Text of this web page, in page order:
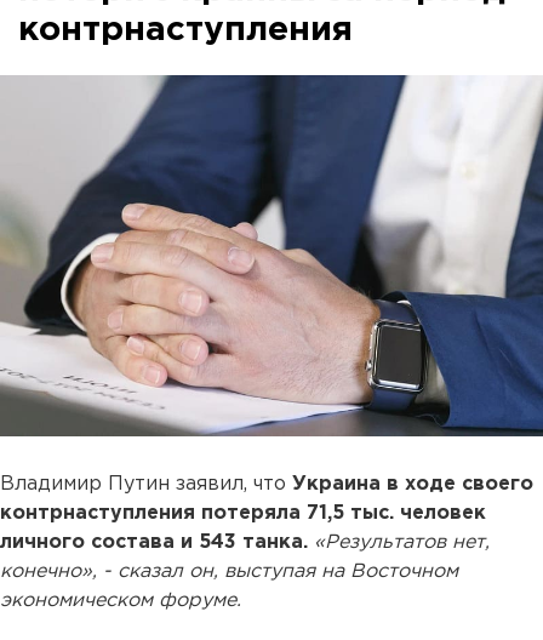
контрнаступления
Владимир Путин заявил, что Украина в ходе своего
контрнаступления потеряла 71,5 тыс. человек
личного состава и 543 танка. «Результатов нет,
конечно», - сказал он, выступая на Восточном
экономическом форуме.